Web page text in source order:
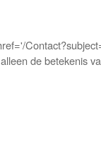
de betekenis